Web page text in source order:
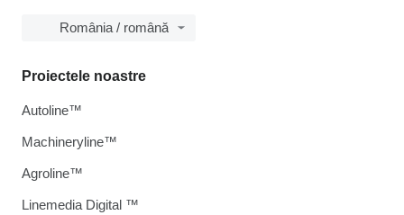
România / română
Proiectele noastre
Autoline™
Machineryline™
Agroline™
Linemedia Digital ™